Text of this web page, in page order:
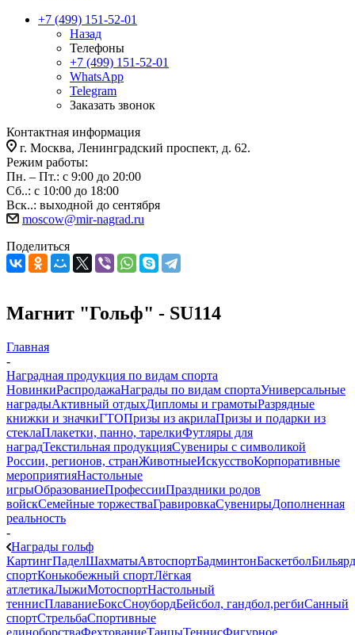
+7 (499) 151-52-01
Назад
Телефоны
+7 (499) 151-52-01
WhatsApp
Telegram
Заказать звонок
Контактная информация
г. Москва, Ленинградский проспект, д. 62.
Режим работы:
Пн. – Пт.: с 9:00 до 20:00
Сб..: с 10:00 до 18:00
Вск..: выходной до сентября
moscow@mir-nagrad.ru
Поделиться
Магнит "Гольф" - SU114
Главная
-
Наградная продукция по видам спорта
НовинкиРаспродажаНаграды по видам спортаУниверсальные
наградыАктивный отдыхДипломы и грамотыРазрядные
книжки и значкиГТОПризы из акрилаПризы и подарки из
стеклаПлакетки, панно, тарелкиФутляры для
наградТекстильная продукцияСувениры с символикой
России, регионов, странЖивотныеИскусствоКорпоративные
мероприятияНастольные
игрыОбразованиеПрофессииПраздники родов
войскСемейные торжестваГравировкаСувенирыДополненная
реальность
-
Награды гольф
КартингПаделШахматыАвтоспортБадминтонБаскетболБильярд
спортКонькобежный спортЛёгкая
атлетикаЛыжиМотоспортНастольный
теннисПлаваниеБоксСноубордБейсбол, гандбол,регбиСанный
спортСтрельбаСпортивные
единоборстваФехтованиеТанцыТеннисФигурное